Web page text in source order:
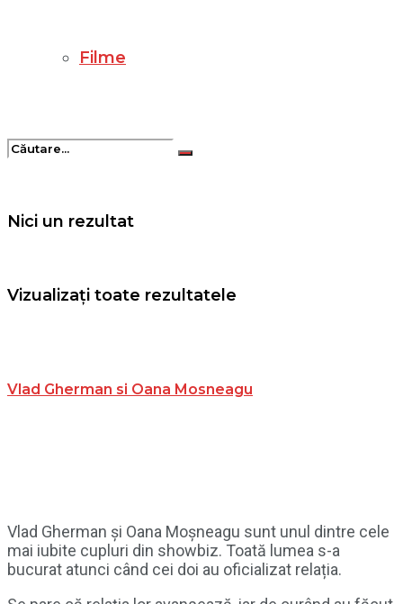
Filme
Nici un rezultat
Vizualizați toate rezultatele
Vlad Gherman si Oana Mosneagu
Vlad Gherman și Oana Moșneagu sunt unul dintre cele
mai iubite cupluri din showbiz. Toată lumea s-a
bucurat atunci când cei doi au oficializat relația.